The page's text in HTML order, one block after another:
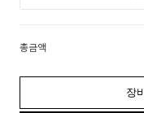
총금액
장